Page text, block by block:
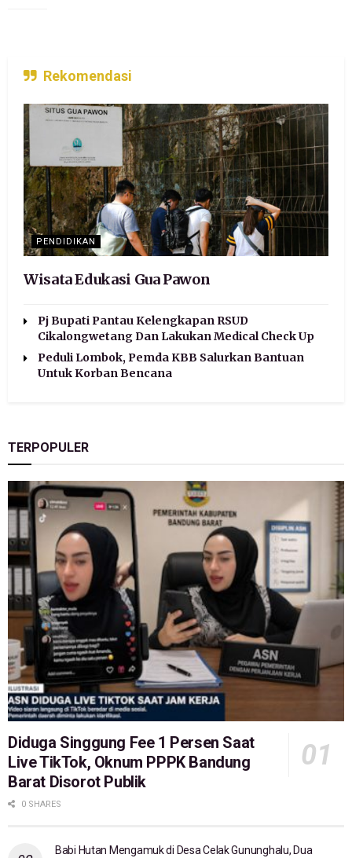
Rekomendasi
PENDIDIKAN
Wisata Edukasi Gua Pawon
Pj Bupati Pantau Kelengkapan RSUD
Cikalongwetang Dan Lakukan Medical Check Up
Peduli Lombok, Pemda KBB Salurkan Bantuan
Untuk Korban Bencana
TERPOPULER
Diduga Singgung Fee 1 Persen Saat
Live TikTok, Oknum PPPK Bandung
Barat Disorot Publik
0 SHARES
Babi Hutan Mengamuk di Desa Celak Gununghalu, Dua